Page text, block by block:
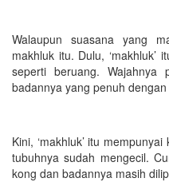
Walaupun suasana yang
makhluk itu. Dulu, ‘makhluk’
seperti beruang.
badannya yang penuh dengan
Kini, ‘makhluk’ itu
tubuhnya sudah mengecil.
kong dan badannya masih